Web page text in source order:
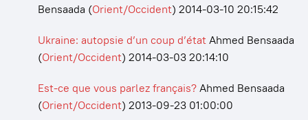
Bensaada (Orient/Occident) 2014-03-10 20:15:42
Ukraine: autopsie d’un coup d’étatAhmed Bensaada
(Orient/Occident) 2014-03-03 20:14:10
Est-ce que vous parlez français?Ahmed Bensaada
(Orient/Occident) 2013-09-23 01:00:00